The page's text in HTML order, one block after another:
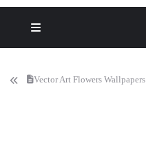
Vector Art Flowers Wallpapers